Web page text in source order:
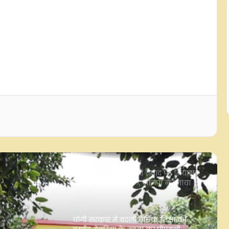
कांग्रेस ने उठाए सवाल, भाजपा ने बताया
योगी सरकार में बदली बेसिक शिक्षा की
तस्वीर, देवरिया के सहवा का पीएमश्री
कंपोजिट विद्यालय बना प्रदेश का मॉडल
'कर्मों का फल भुगतना पड़ता है', अतीक